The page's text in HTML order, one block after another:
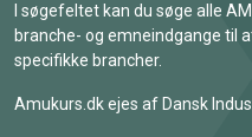
I søgefeltet kan du søge alle
branche- og emneindgange til
specifikke brancher.
Amukurs.dk ejes af Dansk